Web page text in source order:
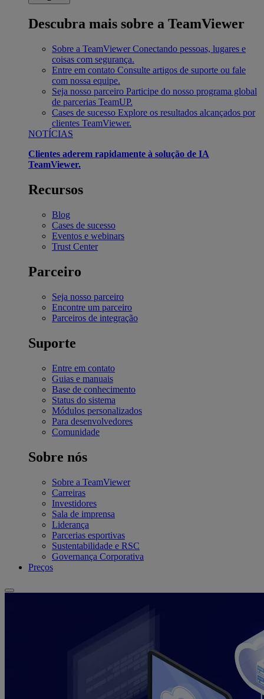
Descubra mais sobre a TeamViewer
Sobre a TeamViewer Conectando pessoas, lugares e
coisas com segurança.
Entre em contato Consulte artigos de suporte ou fale
com nossa equipe.
Seja nosso parceiro Participe do nosso programa global
de parcerias TeamUP.
Cases de sucesso Explore os resultados alcançados por
clientes TeamViewer.
NOTÍCIAS
Clientes aderem rapidamente à solução de IA
TeamViewer.
Recursos
Blog
Cases de sucesso
Eventos e webinars
Trust Center
Parceiro
Seja nosso parceiro
Encontre um parceiro
Parceiros de integração
Suporte
Entre em contato
Guias e manuais
Base de conhecimento
Status do sistema
Módulos personalizados
Para desenvolvedores
Comunidade
Sobre nós
Sobre a TeamViewer
Carreiras
Investidores
Sala de imprensa
Liderança
Parcerias esportivas
Sustentabilidade e RSC
Governança Corporativa
Preços